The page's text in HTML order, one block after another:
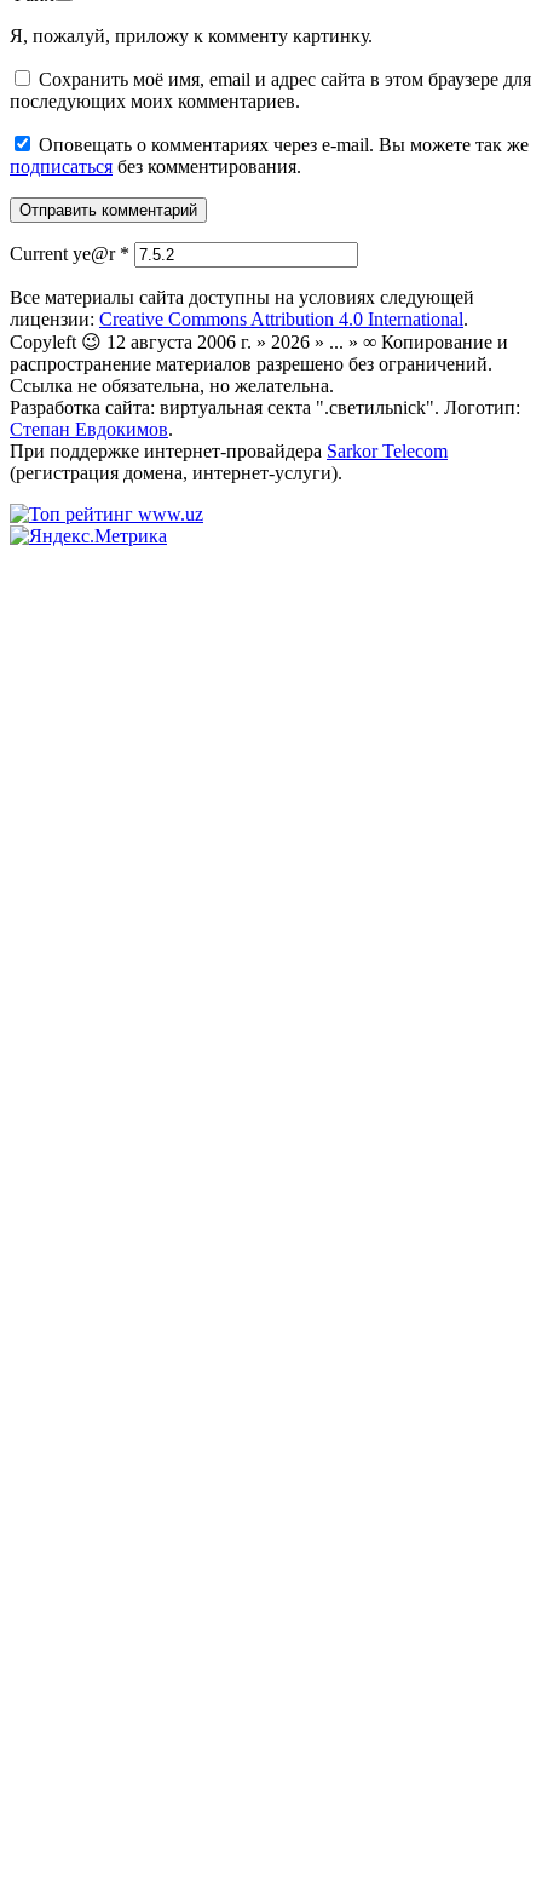
Я, пожалуй, приложу к комменту картинку.
Сохранить моё имя, email и адрес сайта в этом браузере для
последующих моих комментариев.
Оповещать о комментариях через e-mail. Вы можете так же
подписаться без комментирования.
Current ye@r *
Все материалы сайта доступны на условиях следующей
лицензии: Creative Commons Attribution 4.0 International.
Copyleft 😉 12 августа 2006 г. » 2026 » ... » ∞ Копирование и
распространение материалов разрешено без ограничений.
Ссылка не обязательна, но желательна.
Разработка сайта: виртуальная секта ".светильnick". Логотип:
Степан Евдокимов.
При поддержке интернет-провайдера Sarkor Telecom
(регистрация домена, интернет-услуги).